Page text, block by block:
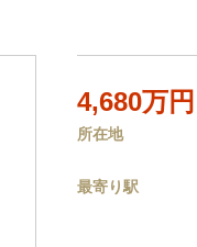
4,680万円
所在地
最寄り駅